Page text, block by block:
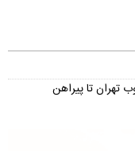
تهران تا پیراهن